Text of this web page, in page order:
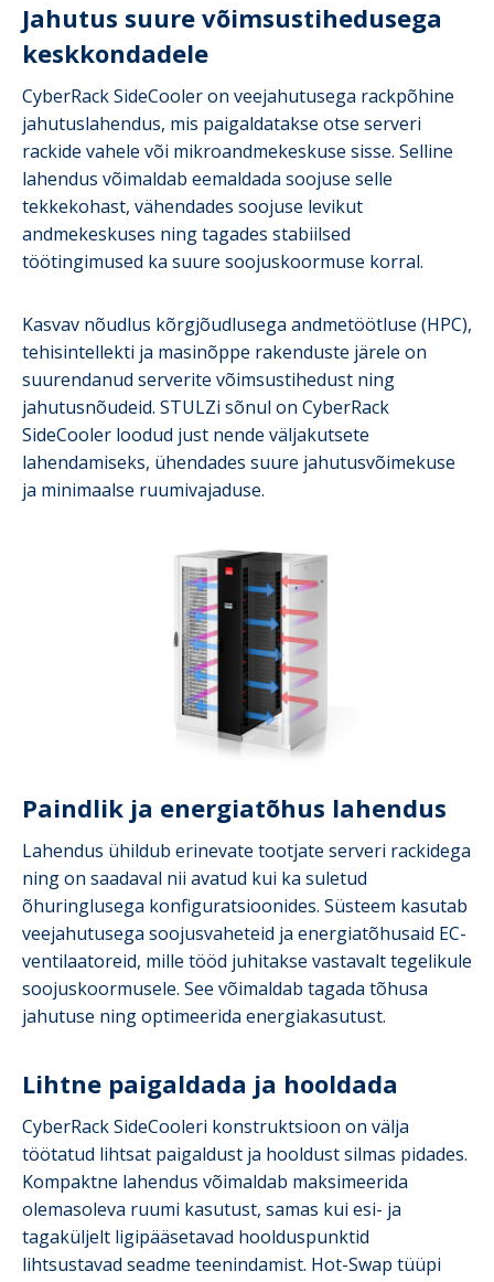
Jahutus suure võimsustihedusega
keskkondadele
CyberRack SideCooler on veejahutusega rackpõhine
jahutuslahendus, mis paigaldatakse otse serveri
rackide vahele või mikroandmekeskuse sisse. Selline
lahendus võimaldab eemaldada soojuse selle
tekkekohast, vähendades soojuse levikut
andmekeskuses ning tagades stabiilsed
töötingimused ka suure soojuskoormuse korral.
Kasvav nõudlus kõrgjõudlusega andmetöötluse (HPC),
tehisintellekti ja masinõppe rakenduste järele on
suurendanud serverite võimsustihedust ning
jahutusnõudeid. STULZi sõnul on CyberRack
SideCooler loodud just nende väljakutsete
lahendamiseks, ühendades suure jahutusvõimekuse
ja minimaalse ruumivajaduse.
Paindlik ja energiatõhus lahendus
Lahendus ühildub erinevate tootjate serveri rackidega
ning on saadaval nii avatud kui ka suletud
õhuringlusega konfiguratsioonides. Süsteem kasutab
veejahutusega soojusvaheteid ja energiatõhusaid EC-
ventilaatoreid, mille tööd juhitakse vastavalt tegelikule
soojuskoormusele. See võimaldab tagada tõhusa
jahutuse ning optimeerida energiakasutust.
Lihtne paigaldada ja hooldada
CyberRack SideCooleri konstruktsioon on välja
töötatud lihtsat paigaldust ja hooldust silmas pidades.
Kompaktne lahendus võimaldab maksimeerida
olemasoleva ruumi kasutust, samas kui esi- ja
tagaküljelt ligipääsetavad hoolduspunktid
lihtsustavad seadme teenindamist. Hot-Swap tüüpi